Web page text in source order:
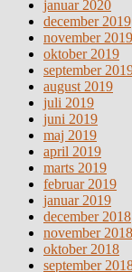
januar 2020
december 2019
november 2019
oktober 2019
september
august 2019
juli 2019
juni 2019
maj 2019
april 2019
marts 2019
februar 2019
januar 2019
december 2018
november 2018
oktober 2018
september